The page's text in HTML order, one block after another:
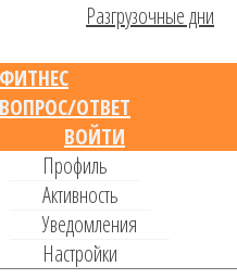
Разгрузочные дни
ФИТНЕС
ВОПРОС/ОТВЕТ
ВОЙТИ
Профиль
Активность
Уведомления
Настройки